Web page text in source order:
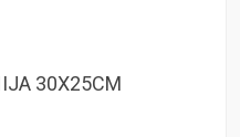
30X25CM